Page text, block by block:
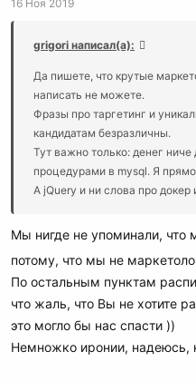
16 Ноя 2019
grigori написал(а):
Да пишете, что крутые
написать не можете.
Фразы про таргетинг и
кандидатам безразличны.
Тут важно только: денег
процедурами в mysql. Я
А jQuery и ни слова про
Мы нигде не упоминали, что
потому, что мы не
По остальным пунктам
что жаль, что Вы не хотите
это могло бы нас спасти ))
Немножко иронии, надеюсь,